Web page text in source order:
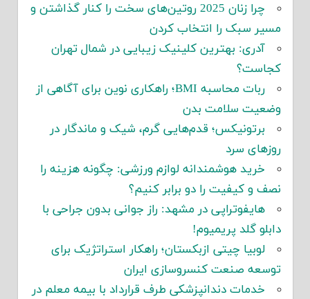
چرا زنان 2025 روتین‌های سخت را کنار گذاشتن و
مسیر سبک را انتخاب کردن
آدری: بهترین کلینیک زیبایی در شمال تهران
کجاست؟
ربات محاسبه BMI؛ راهکاری نوین برای آگاهی از
وضعیت سلامت بدن
برتونیکس؛ قدم‌هایی گرم، شیک و ماندگار در
روزهای سرد
خرید هوشمندانه لوازم ورزشی: چگونه هزینه را
نصف و کیفیت را دو برابر کنیم؟
هایفوتراپی در مشهد: راز جوانی بدون جراحی با
دابلو گلد پریمیوم!
لوبیا چیتی ازبکستان؛ راهکار استراتژیک برای
توسعه صنعت کنسروسازی ایران
خدمات دندانپزشکی طرف قرارداد با بیمه معلم در